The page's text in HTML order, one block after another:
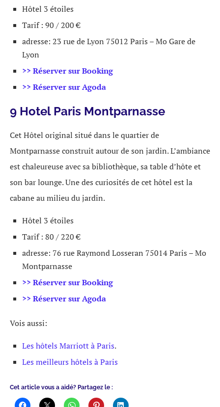
Hôtel 3 étoiles
Tarif : 90 / 200 €
adresse: 23 rue de Lyon 75012 Paris – Mo Gare de
Lyon
>> Réserver sur Booking
>> Réserver sur Agoda
9 Hotel Paris Montparnasse
Cet Hôtel original situé dans le quartier de
Montparnasse construit autour de son jardin. L’ambiance
est chaleureuse avec sa bibliothèque, sa table d’hôte et
son bar lounge. Une des curiosités de cet hôtel est la
cabane au milieu du jardin.
Hôtel 3 étoiles
Tarif : 80 / 220 €
adresse: 76 rue Raymond Losseran 75014 Paris – Mo
Montparnasse
>> Réserver sur Booking
>> Réserver sur Agoda
Vois aussi:
Les hôtels Marriott à Paris.
Les meilleurs hôtels à Paris
Cet article vous a aidé? Partagez le :